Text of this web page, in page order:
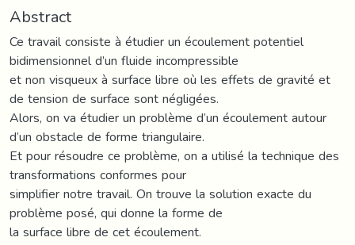
Abstract
Ce travail consiste à étudier un écoulement potentiel
bidimensionnel d’un fluide incompressible
et non visqueux à surface libre où les effets de gravité et
de tension de surface sont négligées.
Alors, on va étudier un problème d’un écoulement autour
d’un obstacle de forme triangulaire.
Et pour résoudre ce problème, on a utilisé la technique des
transformations conformes pour
simplifier notre travail. On trouve la solution exacte du
problème posé, qui donne la forme de
la surface libre de cet écoulement.